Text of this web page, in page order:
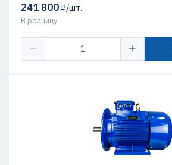
241 800₽/шт.
В розницу